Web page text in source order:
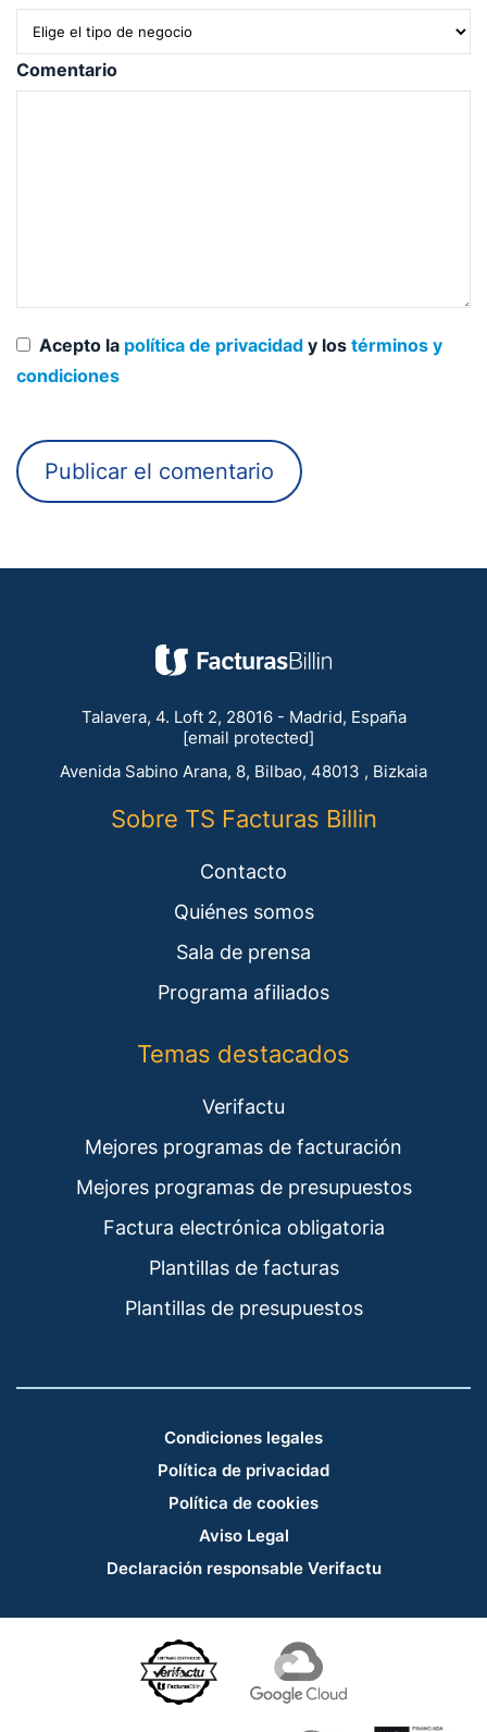
Comentario
Acepto la política de privacidad y los términos y
condiciones
Talavera, 4. Loft 2, 28016 - Madrid, España
[email protected]
Avenida Sabino Arana, 8, Bilbao, 48013 , Bizkaia
Sobre TS Facturas Billin
Contacto
Quiénes somos
Sala de prensa
Programa afiliados
Temas destacados
Verifactu
Mejores programas de facturación
Mejores programas de presupuestos
Factura electrónica obligatoria
Plantillas de facturas
Plantillas de presupuestos
Condiciones legales
Política de privacidad
Política de cookies
Aviso Legal
Declaración responsable Verifactu